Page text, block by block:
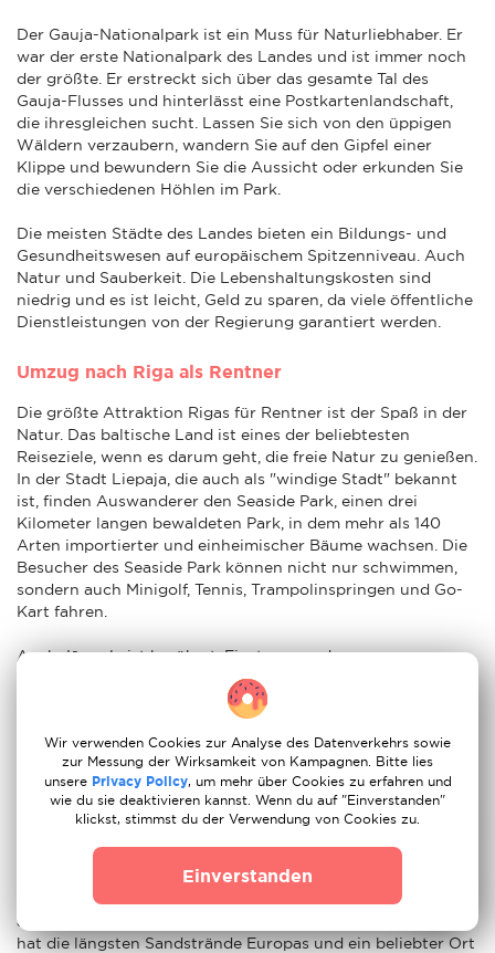
Der Gauja-Nationalpark ist ein Muss für Naturliebhaber. Er
war der erste Nationalpark des Landes und ist immer noch
der größte. Er erstreckt sich über das gesamte Tal des
Gauja-Flusses und hinterlässt eine Postkartenlandschaft,
die ihresgleichen sucht. Lassen Sie sich von den üppigen
Wäldern verzaubern, wandern Sie auf den Gipfel einer
Klippe und bewundern Sie die Aussicht oder erkunden Sie
die verschiedenen Höhlen im Park.
Die meisten Städte des Landes bieten ein Bildungs- und
Gesundheitswesen auf europäischem Spitzenniveau. Auch
Natur und Sauberkeit. Die Lebenshaltungskosten sind
niedrig und es ist leicht, Geld zu sparen, da viele öffentliche
Dienstleistungen von der Regierung garantiert werden.
Umzug nach Riga als Rentner
Die größte Attraktion Rigas für Rentner ist der Spaß in der
Natur. Das baltische Land ist eines der beliebtesten
Reiseziele, wenn es darum geht, die freie Natur zu genießen.
In der Stadt Liepaja, die auch als "windige Stadt" bekannt
ist, finden Auswanderer den Seaside Park, einen drei
Kilometer langen bewaldeten Park, in dem mehr als 140
Arten importierter und einheimischer Bäume wachsen. Die
Besucher des Seaside Park können nicht nur schwimmen,
sondern auch Minigolf, Tennis, Trampolinspringen und Go-
Kart fahren.
Auch Jūrmala ist berühmt. Einst war es der
prestigeträchtigste Kur- und Badeort im ehemaligen
Russischen Reich. Und obwohl das Fieber nach Heilwasser
heute der Vergangenheit angehört, ist es immer noch ein
beliebter Ort, um eine Vielzahl einzigartiger Behandlungen
zu genießen, darunter auch Schokoladenbäder. Auch wenn
Sie keine Lust haben, am flachen Strand zu baden, lohnt
sich die Reise von der lettischen Hauptstadt aus, um die
Neureichen zu sehen.
Juli bis August sind die wärmsten Monate in Riga, und es ist
auch die beste Zeit des Jahres zum Schwimmen. Das Land
hat die längsten Sandstrände Europas und ein beliebter Ort
Wir verwenden Cookies zur Analyse des Datenverkehrs sowie
zur Messung der Wirksamkeit von Kampagnen. Bitte lies
unsere Privacy Policy, um mehr über Cookies zu erfahren und
wie du sie deaktivieren kannst. Wenn du auf "Einverstanden"
klickst, stimmst du der Verwendung von Cookies zu.
Einverstanden